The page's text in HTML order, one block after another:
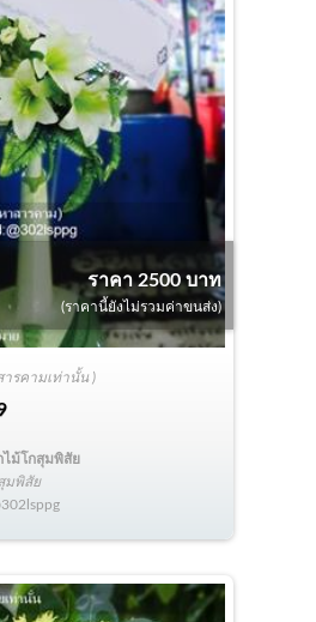
รคามเท่านั้น )
ราคา 2500 บาท
(ราคานี้ยังไม่รวมค่าขนส่ง)
ไม้โกสุมพิสัย
มพิสัย